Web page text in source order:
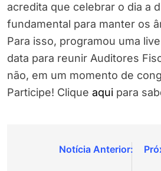
acredita que celebrar o dia a
fundamental para manter os
Para isso, programou uma
data para reunir Auditores
não, em um momento de
Participe! Clique aqui para
Navegação